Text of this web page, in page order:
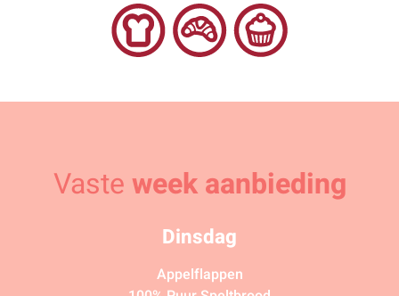
Vasteweek aanbieding
Dinsdag
Appelflappen